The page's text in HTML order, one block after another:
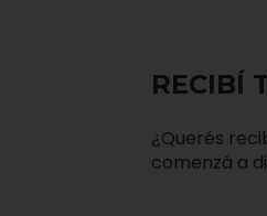
RECIBÍ
¿Querés
comenzá a